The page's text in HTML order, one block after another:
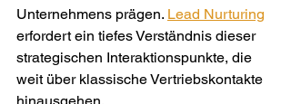
Unternehmens prägen. Lead Nurturing
erfordert ein tiefes Verständnis dieser
strategischen Interaktionspunkte, die
weit über klassische Vertriebskontakte